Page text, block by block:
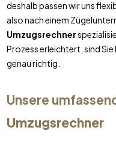
deshalb passen wir uns
also nach einem
Umzugsrechner
Prozess erleichtert, sind
genau richtig.
Unsere
Umzugsrechner